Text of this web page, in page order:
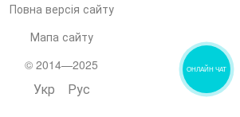
Повна версія сайту
Мапа сайту
© 2014—2025
Укр Рус
ОНЛАЙН ЧАТ